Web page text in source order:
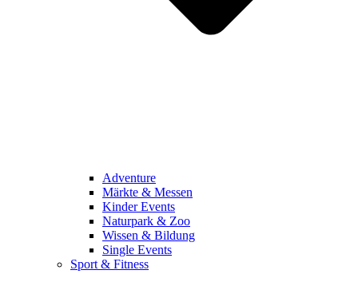
Adventure
Märkte & Messen
Kinder Events
Naturpark & Zoo
Wissen & Bildung
Single Events
Sport & Fitness